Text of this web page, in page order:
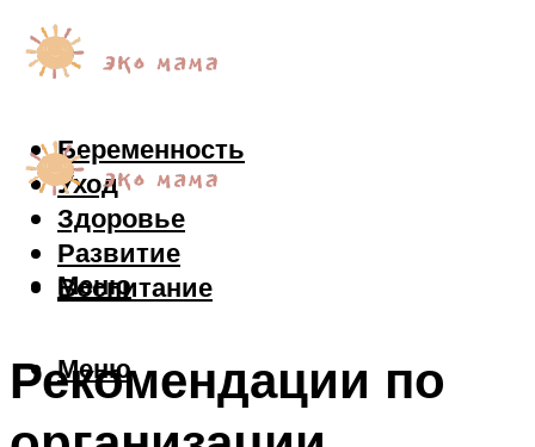
Беременность
Уход
Здоровье
Развитие
Воспитание
Меню
Меню
Рекомендации по